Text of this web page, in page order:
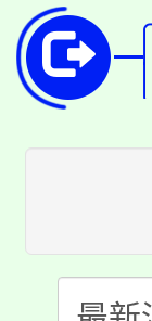
開!
田
桃
半
者
份
大
淨
會